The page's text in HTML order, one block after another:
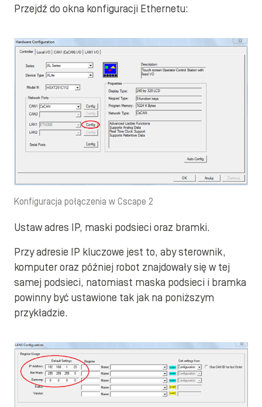
Przejdź do okna konfiguracji Ethernetu:
Konfiguracja połączenia w Cscape 2
Ustaw adres IP, maski podsieci oraz bramki.
Przy adresie IP kluczowe jest to, aby sterownik,
komputer oraz później robot znajdowały się w tej
samej podsieci, natomiast maska podsieci i bramka
powinny być ustawione tak jak na poniższym
przykładzie.